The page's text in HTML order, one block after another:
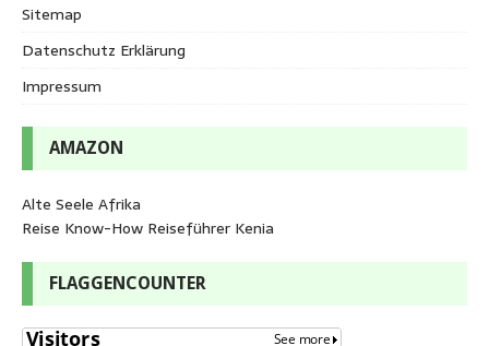
Sitemap
Datenschutz Erklärung
Impressum
AMAZON
Alte Seele Afrika
Reise Know-How Reiseführer Kenia
FLAGGENCOUNTER